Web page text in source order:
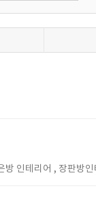
방 인테리어 , 장판방